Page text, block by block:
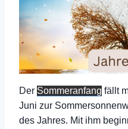
Der Sommeranfang fällt
Juni zur
des Jahres. Mit ihm